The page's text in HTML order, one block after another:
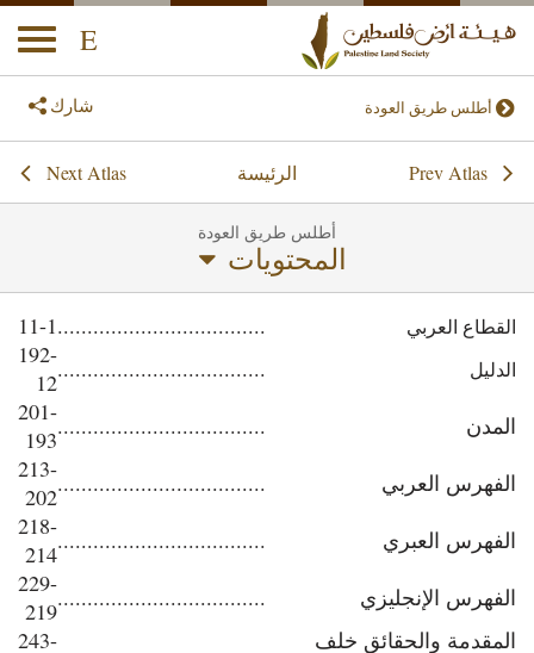
E
أطلس طريق العودة شارك
Prev Atlas الرئيسة Next Atlas
أطلس طريق العودة
المحتويات
القطاع العربي ...................................
11-1
الدليل ...................................
192-
12
المدن
...................................
201-
193
الفهرس العربي
...................................
213-
202
الفهرس العبري
...................................
218-
214
الفهرس الإنجليزي
...................................
229-
219
المقدمة والحقائق خلف
243-